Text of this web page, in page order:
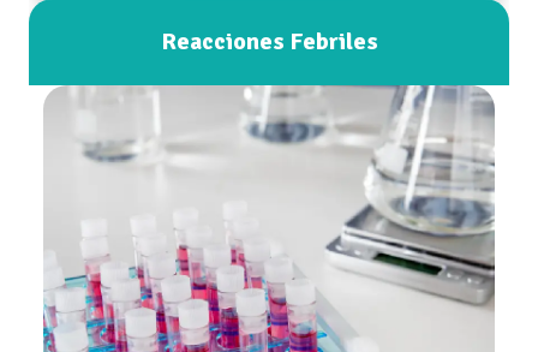
Reacciones Febriles